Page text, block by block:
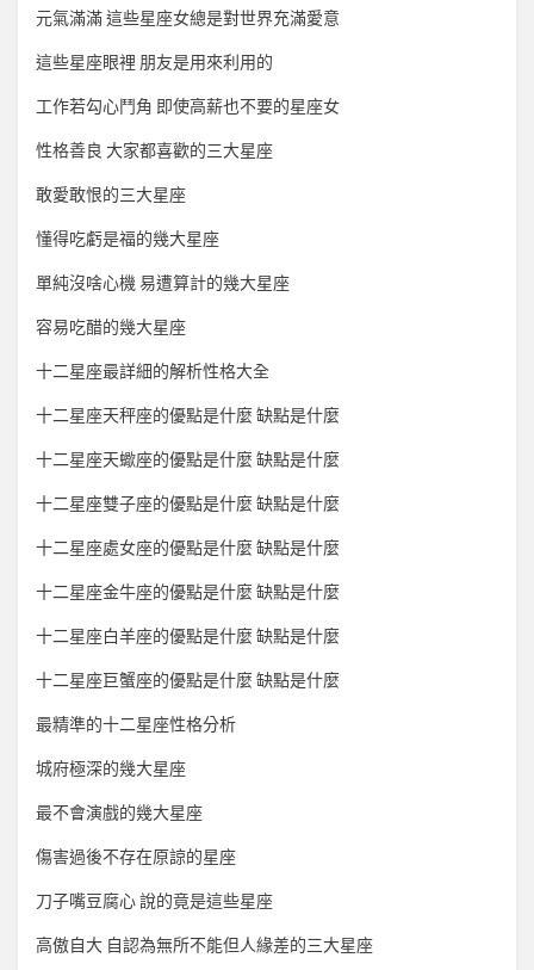
元氣滿滿 這些星座女總是對世界充滿愛意
這些星座眼裡 朋友是用來利用的
工作若勾心鬥角 即使高薪也不要的星座女
性格善良 大家都喜歡的三大星座
敢愛敢恨的三大星座
懂得吃虧是福的幾大星座
單純沒啥心機 易遭算計的幾大星座
容易吃醋的幾大星座
十二星座最詳細的解析性格大全
十二星座天秤座的優點是什麼 缺點是什麼
十二星座天蠍座的優點是什麼 缺點是什麼
十二星座雙子座的優點是什麼 缺點是什麼
十二星座處女座的優點是什麼 缺點是什麼
十二星座金牛座的優點是什麼 缺點是什麼
十二星座白羊座的優點是什麼 缺點是什麼
十二星座巨蟹座的優點是什麼 缺點是什麼
最精準的十二星座性格分析
城府極深的幾大星座
最不會演戲的幾大星座
傷害過後不存在原諒的星座
刀子嘴豆腐心 說的竟是這些星座
高傲自大 自認為無所不能但人緣差的三大星座